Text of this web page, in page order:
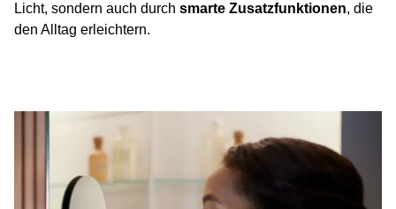
Licht, sondern auch durch smarte Zusatzfunktionen, die
den Alltag erleichtern.